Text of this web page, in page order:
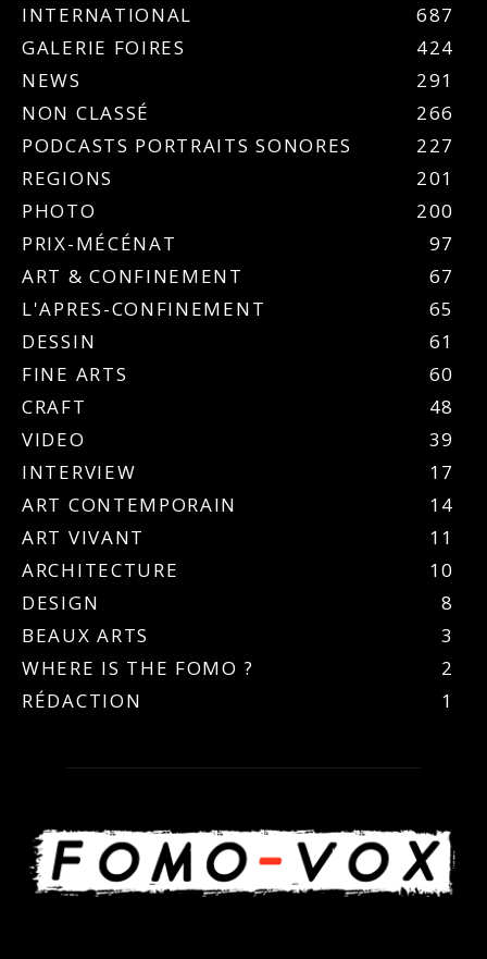
INTERNATIONAL
687
GALERIE FOIRES
424
NEWS
291
NON CLASSÉ
266
PODCASTS PORTRAITS SONORES
227
REGIONS
201
PHOTO
200
PRIX-MÉCÉNAT
97
ART & CONFINEMENT
67
L'APRES-CONFINEMENT
65
DESSIN
61
FINE ARTS
60
CRAFT
48
VIDEO
39
INTERVIEW
17
ART CONTEMPORAIN
14
ART VIVANT
11
ARCHITECTURE
10
DESIGN
8
BEAUX ARTS
3
WHERE IS THE FOMO ?
2
RÉDACTION
1